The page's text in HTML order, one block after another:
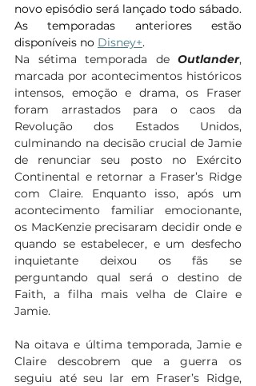
novo episódio será lançado todo sábado.
As temporadas anteriores estão
disponíveis no Disney+.
Na sétima temporada de Outlander,
marcada por acontecimentos históricos
intensos, emoção e drama, os Fraser
foram arrastados para o caos da
Revolução dos Estados Unidos,
culminando na decisão crucial de Jamie
de renunciar seu posto no Exército
Continental e retornar a Fraser’s Ridge
com Claire. Enquanto isso, após um
acontecimento familiar emocionante,
os MacKenzie precisaram decidir onde e
quando se estabelecer, e um desfecho
inquietante deixou os fãs se
perguntando qual será o destino de
Faith, a filha mais velha de Claire e
Jamie.
Na oitava e última temporada, Jamie e
Claire descobrem que a guerra os
seguiu até seu lar em Fraser’s Ridge,